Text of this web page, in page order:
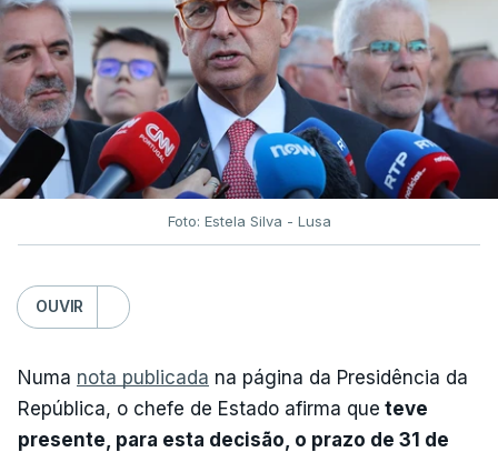
Foto: Estela Silva - Lusa
OUVIR
Numa nota publicada na página da Presidência da
República, o chefe de Estado afirma que teve
presente, para esta decisão, o prazo de 31 de